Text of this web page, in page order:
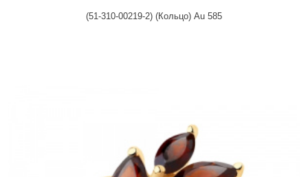
(51-310-00219-2) (Кольцо) Au 585